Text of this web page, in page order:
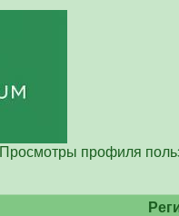
Просмотры профиля